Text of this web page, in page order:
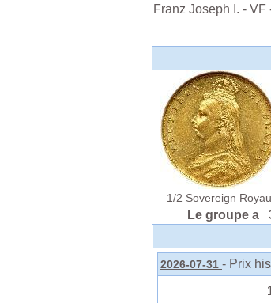
Franz Joseph I. - VF
1/2 Sovereign
Le groupe a
2026-07-31 - Prix